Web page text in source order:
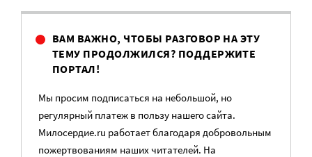
ВАМ ВАЖНО, ЧТОБЫ РАЗГОВОР НА ЭТУ
ТЕМУ ПРОДОЛЖИЛСЯ? ПОДДЕРЖИТЕ
ПОРТАЛ!
Мы просим подписаться на небольшой, но
регулярный платеж в пользу нашего сайта.
Милосердие.ru работает благодаря добровольным
пожертвованиям наших читателей. На